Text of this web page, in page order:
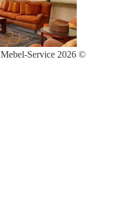
Mebel-Service 2026 ©